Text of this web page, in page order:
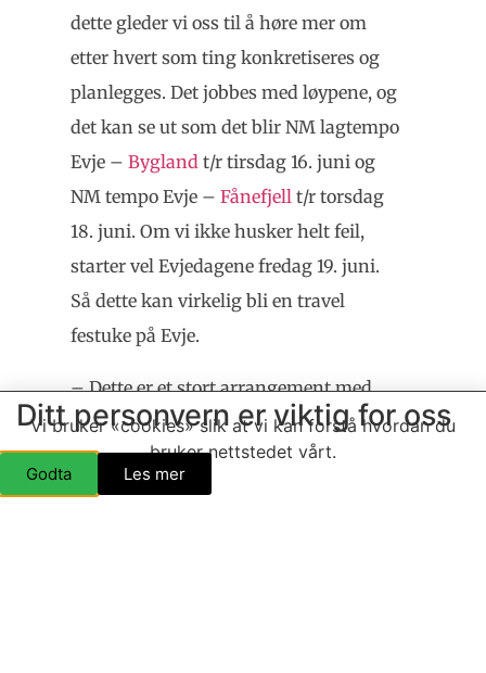
dette gleder vi oss til å høre mer om
etter hvert som ting konkretiseres og
planlegges. Det jobbes med løypene, og
det kan se ut som det blir NM lagtempo
Evje – Bygland t/r tirsdag 16. juni og
NM tempo Evje – Fånefjell t/r torsdag
18. juni. Om vi ikke husker helt feil,
starter vel Evjedagene fredag 19. juni.
Så dette kan virkelig bli en travel
festuke på Evje.
– Dette er et stort arrangement med
mange muligheter. Her håper jeg gode
krefter kan dra sammen, for å virkelig
smelle til og skape liv og røre. Jeg
Ditt personvern er viktig for oss
Vi bruker «cookies» slik at vi kan forstå hvordan du
bruker nettstedet vårt.
Godta Les mer